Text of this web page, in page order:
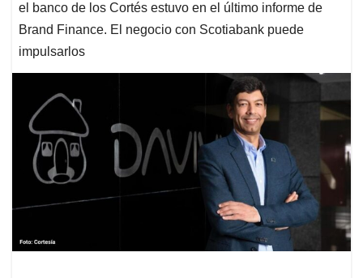
el banco de los Cortés estuvo en el último informe de
Brand Finance. El negocio con Scotiabank puede
impulsarlos